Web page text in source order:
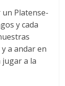
un Platense-
y cada
a andar en
jugar a la